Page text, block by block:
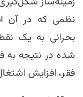
نظمی که در آن
بحرانی به یک
شده در نتیجه به
فقر، افزایش